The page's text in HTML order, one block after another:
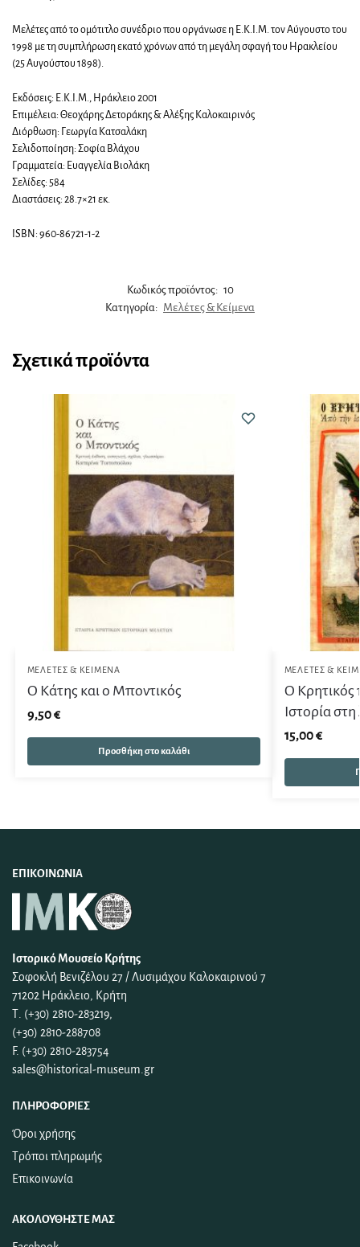
Μελέτες από το ομότιτλο συνέδριο που οργάνωσε η Ε.Κ.Ι.Μ. τον Αύγουστο του
1998 με τη συμπλήρωση εκατό χρόνων από τη μεγάλη σφαγή του Ηρακλείου
(25 Αυγούστου 1898).
Εκδόσεις: Ε.Κ.Ι.Μ., Ηράκλειο 2001
Επιμέλεια: Θεοχάρης Δετοράκης & Αλέξης Καλοκαιρινός
Διόρθωση: Γεωργία Κατσαλάκη
Σελιδοποίηση: Σοφία Βλάχου
Γραμματεία: Ευαγγελία Βιολάκη
Σελίδες: 584
Διαστάσεις: 28.7×21 εκ.
ISBN: 960-86721-1-2
Κωδικός προϊόντος: 10
Κατηγορία: Μελέτες & Κείμενα
Σχετικά προϊόντα
ΜΕΛΈΤΕΣ & ΚΕΊΜΕΝΑ
Ο Κάτης και ο Μποντικός
9,50€
Προσθήκη στο καλάθι
ΜΕΛΈΤΕΣ &
Ο Κρητικός
Ιστορία
15,00€
ΕΠΙΚΟΙΝΩΝΊΑ
Ιστορικό Μουσείο Κρήτης
Σοφοκλή Βενιζέλου 27 / Λυσιμάχου Καλοκαιρινού 7
71202 Ηράκλειο, Κρήτη
Τ. (+30) 2810-283219,
(+30) 2810-288708
F. (+30) 2810-283754
sales@historical-museum.gr
ΠΛΗΡΟΦΟΡΊΕΣ
Όροι χρήσης
Τρόποι πληρωμής
Επικοινωνία
ΑΚΟΛΟΥΘΉΣΤΕ ΜΑΣ